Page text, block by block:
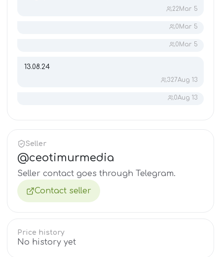
22 Mar 5
0 Mar 5
0 Mar 5
13.08.24
327Aug 13
0Aug 13
Seller
@ceotimurmedia
Seller contact goes through Telegram.
Contact seller
Price history
No history yet